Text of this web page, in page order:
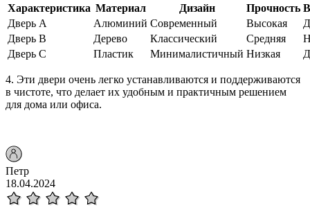
Характеристика Материал Дизайн Прочность
Дверь A
Алюминий Современный Высокая
Дверь B
Дерево Классический Средняя
Дверь C
Пластик Минималистичный Низкая
4. Эти двери очень легко устанавливаются и поддерживаются
в чистоте, что делает их удобным и практичным решением
для дома или офиса.
Петр
18.04.2024